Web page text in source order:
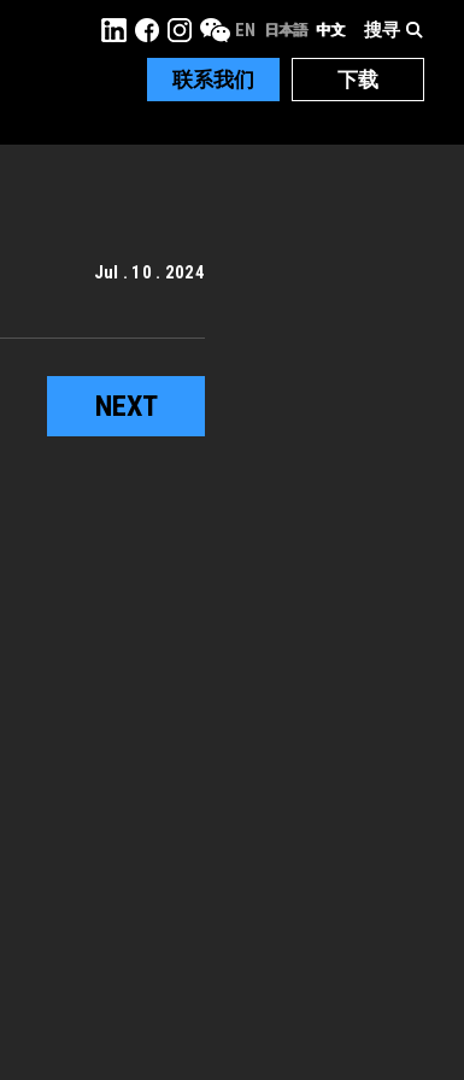
下载
联系我们
搜寻
EN 日本語 中文
Jul . 10 . 2024
NEXT